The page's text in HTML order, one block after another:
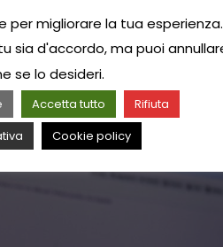
per migliorare la tua esperienza.
sia d'accordo, ma puoi
se lo desideri.
Accetta tutto
Rifiuta
Cookie policy